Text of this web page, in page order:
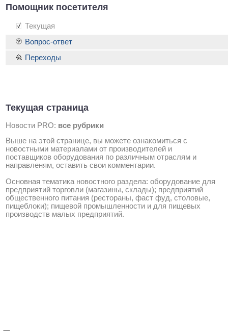
Помощник посетителя
Текущая
Текущая страница
Новости PRO: все рубрики
Выше на этой странице, вы можете ознакомиться с
новостными материалами от производителей и
поставщиков оборудования по различным отраслям и
направленям, оставить свои комментарии.
Основная тематика новостного раздела: оборудование для
предприятий торговли (магазины, склады); предприятий
общественного питания (рестораны, фаст фуд, столовые,
пищеблоки); пищевой промышленности и для пищевых
производств малых предприятий.
Вопрос-ответ
Переходы